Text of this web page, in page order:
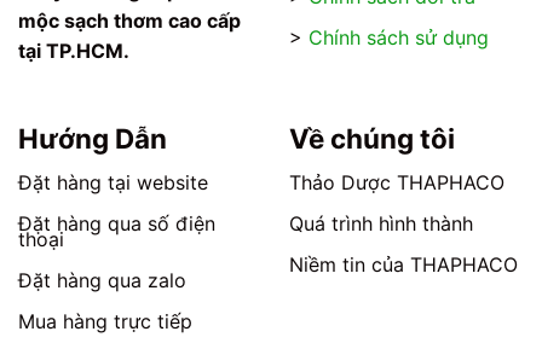
mộc sạch thơm cao cấp
tại TP.HCM.
> Chính sách sử dụng
Hướng Dẫn
Đặt hàng tại website
Đặt hàng qua số điện
thoại
Đặt hàng qua zalo
Mua hàng trực tiếp
Về chúng tôi
Thảo Dược THAPHACO
Quá trình hình thành
Niềm tin của THAPHACO